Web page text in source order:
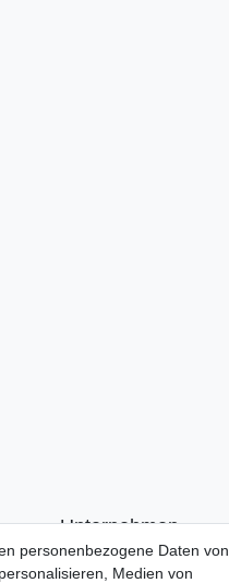
Unternehmen
Kontakt
AGB
personenbezogene Daten von
Medien von